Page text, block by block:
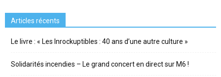
Articles récents
Le livre : « Les Inrockuptibles : 40 ans d’une autre culture »
Solidarités incendies – Le grand concert en direct sur M6 !